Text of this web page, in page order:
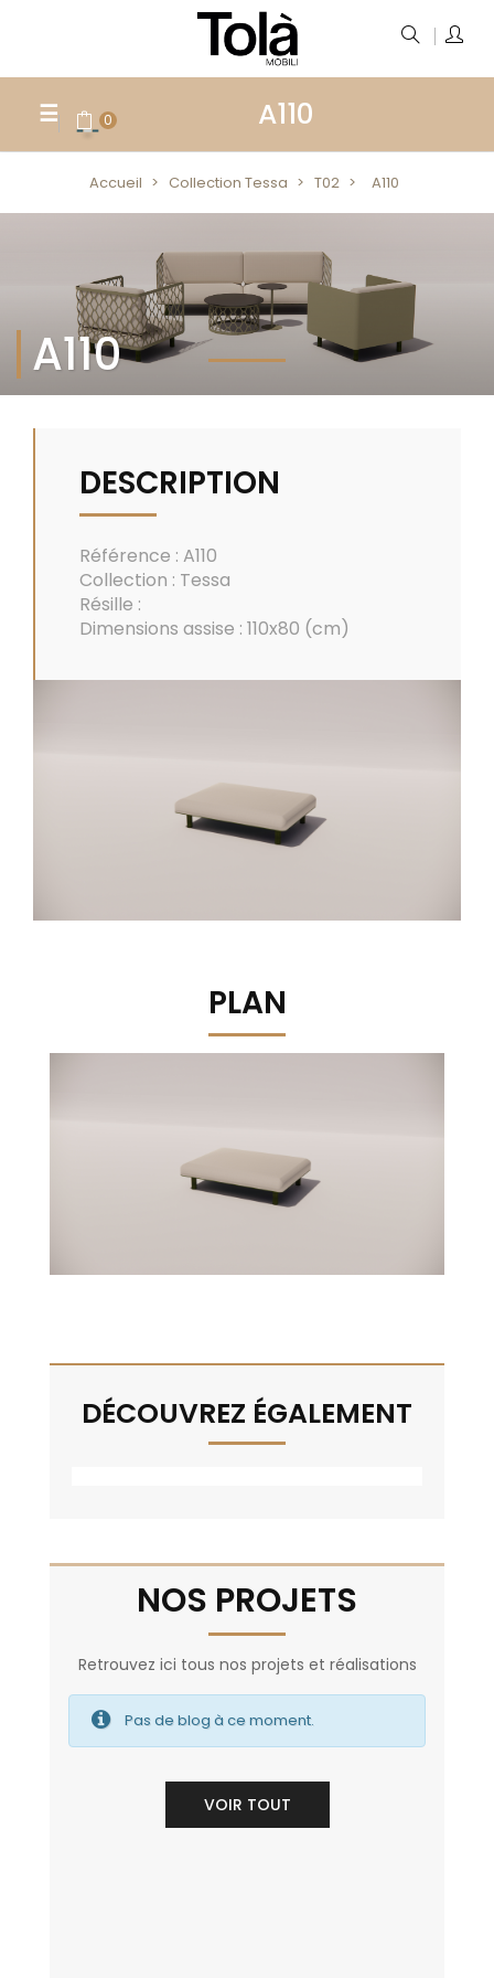
BASCULER
LA
NAVIGATION
☰ 0 A110
Accueil Collection Tessa T02 A110
A110
DESCRIPTION
Référence : A110
Collection : Tessa
Résille :
Dimensions assise : 110x80 (cm)
PLAN
DÉCOUVREZ ÉGALEMENT
NOS PROJETS
Retrouvez ici tous nos projets et réalisations
Pas de blog à ce moment.
VOIR TOUT